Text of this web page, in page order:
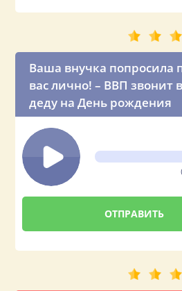
Ваша внучка попросила
вас лично! – ВВП звонит
деду на День рождения